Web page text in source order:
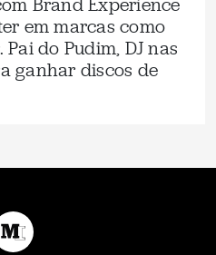
em marcas como
do Pudim, DJ nas
ganhar discos de